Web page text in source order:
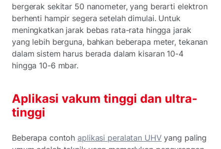
bergerak sekitar 50 nanometer, yang berarti elektron
berhenti hampir segera setelah dimulai. Untuk
meningkatkan jarak bebas rata-rata hingga jarak
yang lebih berguna, bahkan beberapa meter, tekanan
dalam sistem harus berada dalam kisaran 10-4
hingga 10-6 mbar.
Aplikasi vakum tinggi dan ultra-
tinggi
Beberapa contoh aplikasi peralatan UHVyang paling